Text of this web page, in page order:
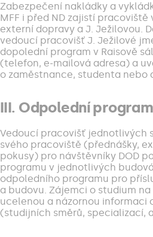
Zabezpečení nakládky a
MFF i před ND zajistí
externí dopravy a J. Ježilovou.
vedoucí pracovišť J. Ježilové
dopolední program v Raisově
(telefon, e-mailová adresa) a
o zaměstnance, studenta nebo
III. Odpolední program
Vedoucí pracovišť jednotlivých
svého pracoviště (přednášky,
pokusy) pro návštěvníky DOD
programu v jednotlivých
odpoledního programu pro
a budovu. Zájemci o studium na
ucelenou a názornou informaci
(studijních směrů, specializací,